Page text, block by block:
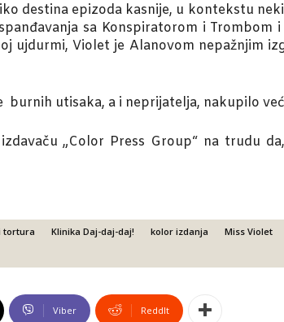
destina epizoda kasnije, u kontekstu
sa Konspiratorom i
ujdurmi, Violet je Alanovom nepažnjim
burnih utisaka, a i neprijatelja, nakupilo
„Color Press Group“ na trudu
tortura Klinika Daj-daj-daj! kolor izdanja Miss Violet
Viber ReddIt